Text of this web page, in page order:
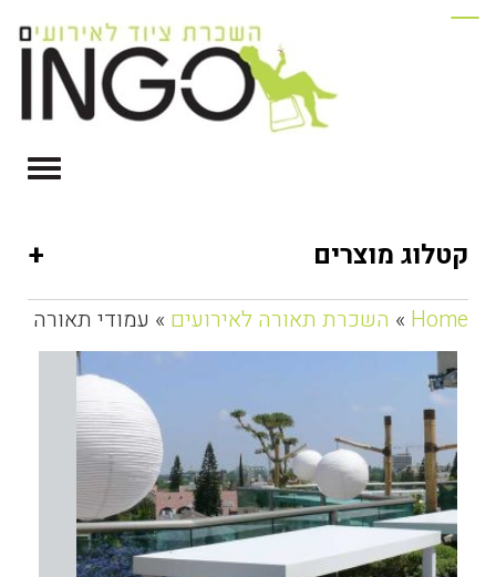
+ קטלוג מוצרים
Home
» השכרת תאורה לאירועים » עמודי תאורה